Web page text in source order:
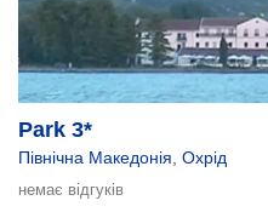
Park 3*
Північна Македонія Охрід
немає відгуків